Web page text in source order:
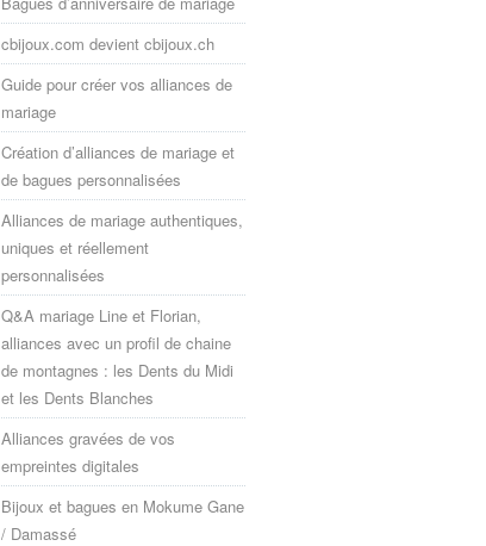
cbijoux.com devient cbijoux.ch
Guide pour créer vos alliances de
mariage
Création d’alliances de mariage et
de bagues personnalisées
Alliances de mariage authentiques,
uniques et réellement
personnalisées
Q&A mariage Line et Florian,
alliances avec un profil de chaine
de montagnes : les Dents du Midi
et les Dents Blanches
Alliances gravées de vos
empreintes digitales
Bijoux et bagues en Mokume Gane
/ Damassé